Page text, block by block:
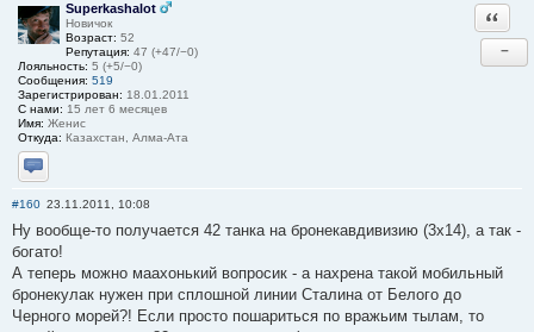
Superkashalot
Новичок
Возраст: 52
Репутация: 47 (+47/−0)
Лояльность: 5 (+5/−0)
Сообщения: 519
Зарегистрирован: 18.01.2011
С нами: 15 лет 6 месяцев
Имя: Женис
Откуда: Казахстан, Алма-Ата
Отправить личное сообщение
−
#160 23.11.2011, 10:08
Ну вообще-то получается 42 танка на бронекавдивизию (3х14), а так -
богато!
А теперь можно маахонький вопросик - а нахрена такой мобильный
бронекулак нужен при сплошной линии Сталина от Белого до
Черного морей?! Если просто пошариться по вражьим тылам, то